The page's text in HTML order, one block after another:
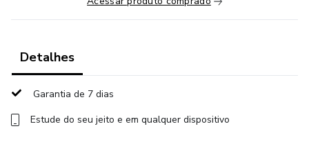
Detalhes
Garantia de 7 dias
Estude do seu jeito e em qualquer dispositivo